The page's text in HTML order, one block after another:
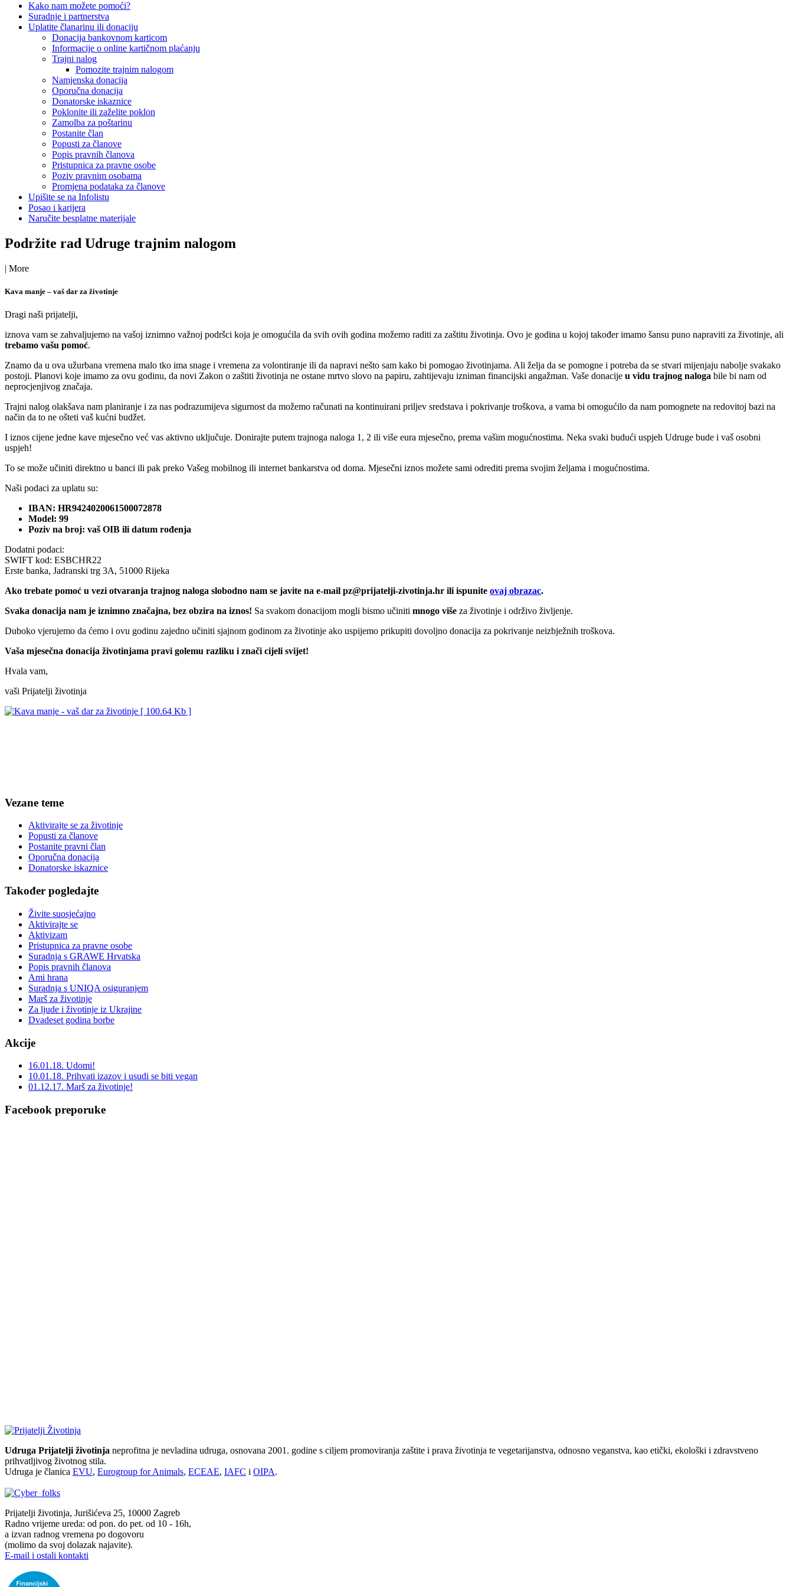
Kako nam možete pomoći?
Suradnje i partnerstva
Uplatite članarinu ili donaciju
Donacija bankovnom karticom
Informacije o online kartičnom plaćanju
Trajni nalog
Pomozite trajnim nalogom
Namjenska donacija
Oporučna donacija
Donatorske iskaznice
Poklonite ili zaželite poklon
Zamolba za poštarinu
Postanite član
Popusti za članove
Popis pravnih članova
Pristupnica za pravne osobe
Poziv pravnim osobama
Promjena podataka za članove
Upišite se na Infolistu
Posao i karijera
Naručite besplatne materijale
Podržite rad Udruge trajnim nalogom
| More
Kava manje – vaš dar za životinje
Dragi naši prijatelji,
iznova vam se zahvaljujemo na vašoj iznimno važnoj podršci koja je omogućila da svih ovih godina možemo raditi za zaštitu životinja. Ovo je godina u kojoj također imamo šansu puno napraviti za životinje, ali
trebamo vašu pomoć.
Znamo da u ova užurbana vremena malo tko ima snage i vremena za volontiranje ili da napravi nešto sam kako bi pomogao životinjama. Ali želja da se pomogne i potreba da se stvari mijenjaju nabolje svakako
postoji. Planovi koje imamo za ovu godinu, da novi Zakon o zaštiti životinja ne ostane mrtvo slovo na papiru, zahtijevaju izniman financijski angažman. Vaše donacije u vidu trajnog naloga bile bi nam od
neprocjenjivog značaja.
Trajni nalog olakšava nam planiranje i za nas podrazumijeva sigurnost da možemo računati na kontinuirani priljev sredstava i pokrivanje troškova, a vama bi omogućilo da nam pomognete na redovitoj bazi na
način da to ne ošteti vaš kućni budžet.
I iznos cijene jedne kave mjesečno već vas aktivno uključuje. Donirajte putem trajnoga naloga 1, 2 ili više eura mjesečno, prema vašim mogućnostima. Neka svaki budući uspjeh Udruge bude i vaš osobni
uspjeh!
To se može učiniti direktno u banci ili pak preko Vašeg mobilnog ili internet bankarstva od doma. Mjesečni iznos možete sami odrediti prema svojim željama i mogućnostima.
Naši podaci za uplatu su:
IBAN: HR9424020061500072878
Model: 99
Poziv na broj: vaš OIB ili datum rođenja
Dodatni podaci:
SWIFT kod: ESBCHR22
Erste banka, Jadranski trg 3A, 51000 Rijeka
Ako trebate pomoć u vezi otvaranja trajnog naloga slobodno nam se javite na e-mail pz@prijatelji-zivotinja.hr ili ispunite ovaj obrazac.
Svaka donacija nam je iznimno značajna, bez obzira na iznos! Sa svakom donacijom mogli bismo učiniti mnogo više za životinje i održivo življenje.
Duboko vjerujemo da ćemo i ovu godinu zajedno učiniti sjajnom godinom za životinje ako uspijemo prikupiti dovoljno donacija za pokrivanje neizbježnih troškova.
Vaša mjesečna donacija životinjama pravi golemu razliku i znači cijeli svijet!
Hvala vam,
vaši Prijatelji životinja
Vezane teme
Aktivirajte se za životinje
Popusti za članove
Postanite pravni član
Oporučna donacija
Donatorske iskaznice
Također pogledajte
Živite suosjećajno
Aktivirajte se
Aktivizam
Pristupnica za pravne osobe
Suradnja s GRAWE Hrvatska
Popis pravnih članova
Ami hrana
Suradnja s UNIQA osiguranjem
Marš za životinje
Za ljude i životinje iz Ukrajine
Dvadeset godina borbe
Akcije
16.01.18. Udomi!
10.01.18. Prihvati izazov i usudi se biti vegan
01.12.17. Marš za životinje!
Facebook preporuke
Udruga Prijatelji životinja neprofitna je nevladina udruga, osnovana 2001. godine s ciljem promoviranja zaštite i prava životinja te vegetarijanstva, odnosno veganstva, kao etički, ekološki i zdravstveno
prihvatljivog životnog stila.
Udruga je članica EVU, Eurogroup for Animals, ECEAE, IAFC i OIPA.
Prijatelji životinja, Jurišićeva 25, 10000 Zagreb
Radno vrijeme ureda: od pon. do pet. od 10 - 16h,
a izvan radnog vremena po dogovoru
(molimo da svoj dolazak najavite).
E-mail i ostali kontakti